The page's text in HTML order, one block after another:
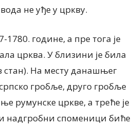
не уђе у цркву.
1780. године, а пре тога је
црква. У близини је била
стан). На месту данашњег
гробље, друго гробље
румунске цркве, а треће је
надгробни споменици биће